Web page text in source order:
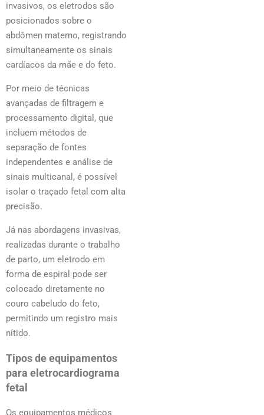
invasivos, os eletrodos são
posicionados sobre o
abdômen materno, registrando
simultaneamente os sinais
cardíacos da mãe e do feto.
Por meio de técnicas
avançadas de filtragem e
processamento digital, que
incluem métodos de
separação de fontes
independentes e análise de
sinais multicanal, é possível
isolar o traçado fetal com alta
precisão.
Já nas abordagens invasivas,
realizadas durante o trabalho
de parto, um eletrodo em
forma de espiral pode ser
colocado diretamente no
couro cabeludo do feto,
permitindo um registro mais
nítido.
Tipos de equipamentos
para eletrocardiograma
fetal
Os equipamentos médicos